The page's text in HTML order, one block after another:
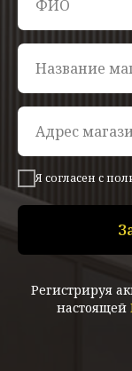
Я согласен с
Регистрируя
настоящей